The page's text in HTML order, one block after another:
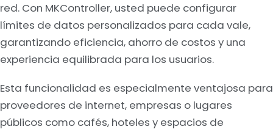
red. Con MKController, usted puede configurar
límites de datos personalizados para cada vale,
garantizando eficiencia, ahorro de costos y una
experiencia equilibrada para los usuarios.
Esta funcionalidad es especialmente ventajosa para
proveedores de internet, empresas o lugares
públicos como cafés, hoteles y espacios de